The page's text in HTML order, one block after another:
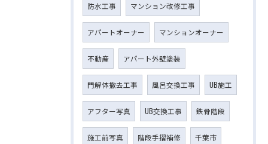
防水工事 マンション改修工事
アパートオーナー マンションオーナー
不動産 アパート外壁塗装
門解体撤去工事 風呂交換工事 UB施工
アフター写真 UB交換工事 鉄骨階段
施工前写真 階段手摺補修 千葉市